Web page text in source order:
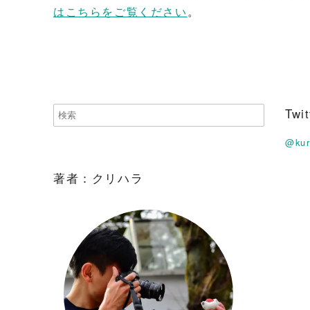
はこちらをご覧ください。
著者：クリハラ